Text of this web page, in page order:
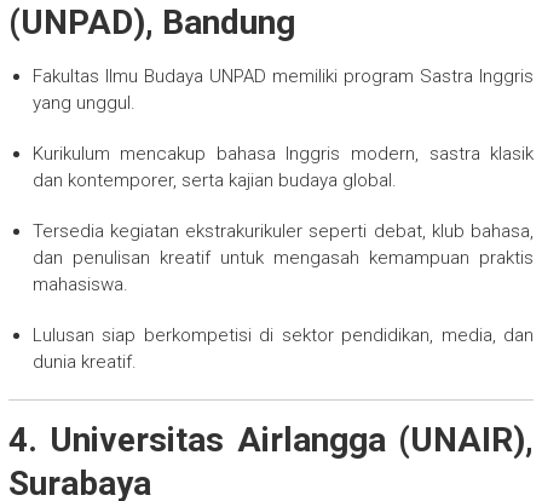
(UNPAD), Bandung
Fakultas Ilmu Budaya UNPAD memiliki program Sastra Inggris
yang unggul.
Kurikulum mencakup bahasa Inggris modern, sastra klasik
dan kontemporer, serta kajian budaya global.
Tersedia kegiatan ekstrakurikuler seperti debat, klub bahasa,
dan penulisan kreatif untuk mengasah kemampuan praktis
mahasiswa.
Lulusan siap berkompetisi di sektor pendidikan, media, dan
dunia kreatif.
4. Universitas Airlangga (UNAIR),
Surabaya